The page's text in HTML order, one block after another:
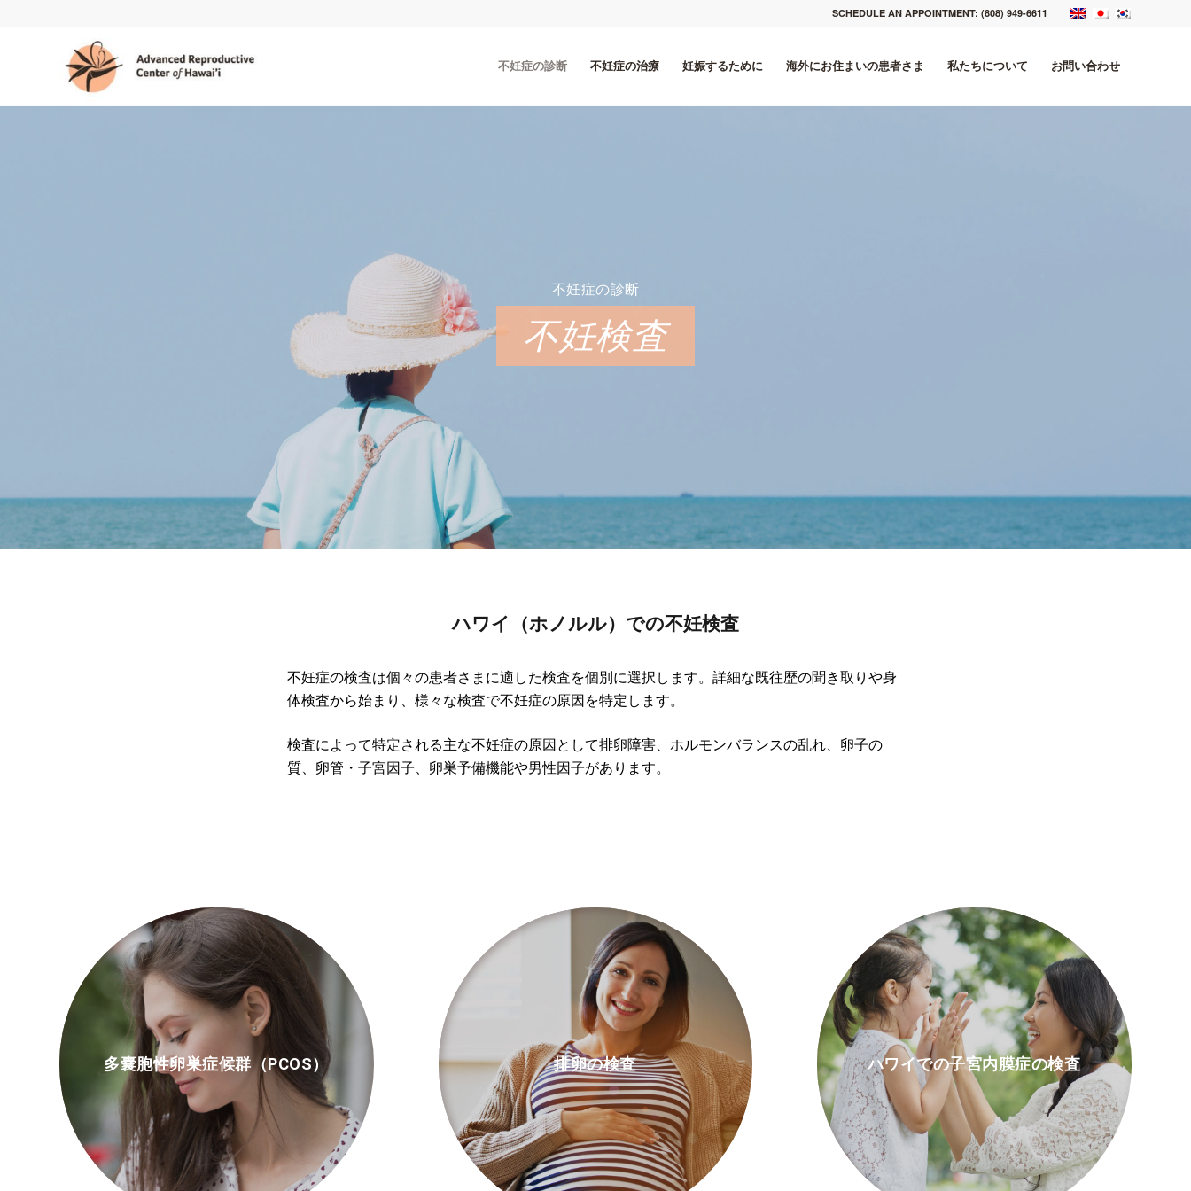
SCHEDULE AN APPOINTMENT: (808) 949-6611
不妊症の診断 不妊症の治療 妊娠するために 海外にお住まいの患者さま 私たちについて お問い合わせ
不妊症の診断
不妊検査
ハワイ（ホノルル）での不妊検査
不妊症の検査は個々の患者さまに適した検査を個別に選択します。詳細な既往歴の聞き取りや身
体検査から始まり、様々な検査で不妊症の原因を特定します。
検査によって特定される主な不妊症の原因として排卵障害、ホルモンバランスの乱れ、卵子の
質、卵管・子宮因子、卵巣予備機能や男性因子があります。
多嚢胞性卵巣症候群（PCOS） 排卵の検査 ハワイでの子宮内膜症の検査